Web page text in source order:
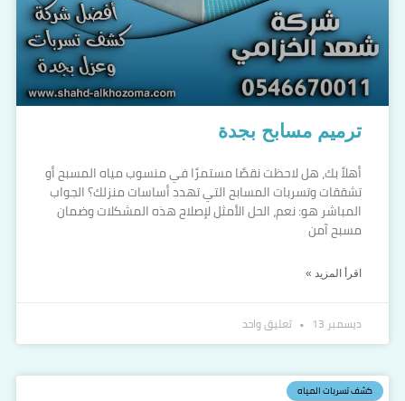
ترميم مسابح بجدة
أهلاً بك، هل لاحظت نقصًا مستمرًا في منسوب مياه المسبح أو
تشققات وتسربات المسابح التي تهدد أساسات منزلك؟ الجواب
المباشر هو: نعم، الحل الأمثل لإصلاح هذه المشكلات وضمان
مسبح آمن
اقرأ المزيد »
ديسمبر 13 تعليق واحد
كشف تسربات المياه